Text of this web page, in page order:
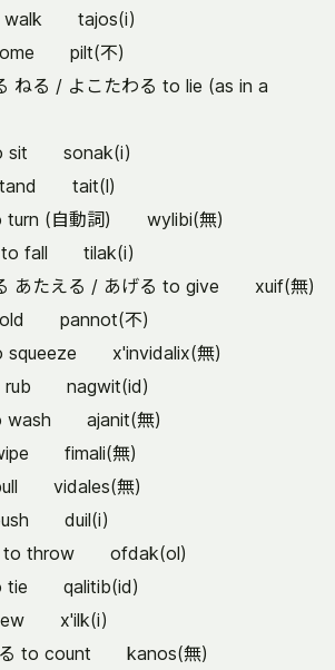
walk tajos(i)
pilt(不)
ねる / よこたわる to lie (as in a
sit sonak(i)
stand tait(l)
turn (自動詞) wylibi(無)
to fall tilak(i)
あたえる / あげる to give xuif(無)
pannot(不)
squeeze x'invidalix(無)
rub nagwit(id)
wash ajanit(無)
fimali(無)
vidales(無)
push duil(i)
to throw ofdak(ol)
tie qalitib(id)
sew x'ilk(i)
る to count kanos(無)